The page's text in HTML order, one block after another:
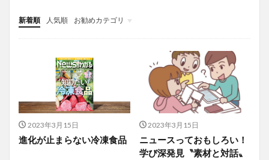
新着順 人気順
お勧めカテゴリ
投稿
学び
マンガ
電子書籍
2023年3月15日
進化が止まらない冷凍食品
2023年3月15日
ニュースっておもしろい！
学び深発見〝素材と対話〟